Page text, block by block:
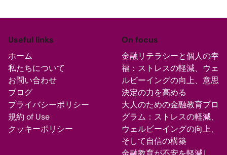
Useful links
ホーム
私たちについて
お問い合わせ
ブログ
プライバシーポリシー
規約 of Use
クッキーポリシー
On focus
金融リテラシーと個人の幸
福：ストレスの軽減、ウェ
ルビーイングの向上、意思
決定の力を高める
大人のための金融教育プロ
グラム：ストレスの軽減、
ウェルビーイングの向上、
そして自信の構築